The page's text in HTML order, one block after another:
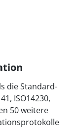
die Standard-
ISO14230,
50 weitere